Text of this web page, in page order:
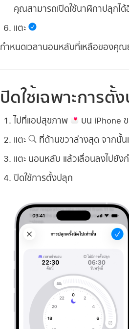
คุณสามารถเปิดใช้นาฬิกาปลุกไ
แตะ
กำหนดเวลานอนหลับที่เหลือของคุ
ปิดใช้เฉพาะการตั้
ไปที่แอปสุขภาพ บน iPhone
แตะ ที่ด้านขวาล่างสุด จากนั้น
แตะ นอนหลับ แล้วเลื่อนลงไปยัง
ปิดใช้การตั้งปลุก